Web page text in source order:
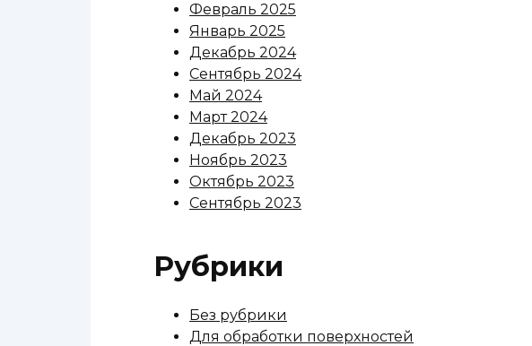
Февраль 2025
Январь 2025
Декабрь 2024
Сентябрь 2024
Май 2024
Март 2024
Декабрь 2023
Ноябрь 2023
Октябрь 2023
Сентябрь 2023
Рубрики
Без рубрики
Для обработки поверхностей